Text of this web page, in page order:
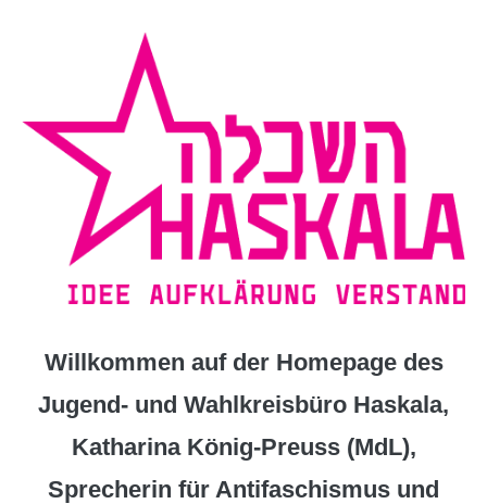
Willkommen auf der Homepage des
Jugend- und Wahlkreisbüro Haskala,
Katharina König-Preuss (MdL),
Sprecherin für Antifaschismus und